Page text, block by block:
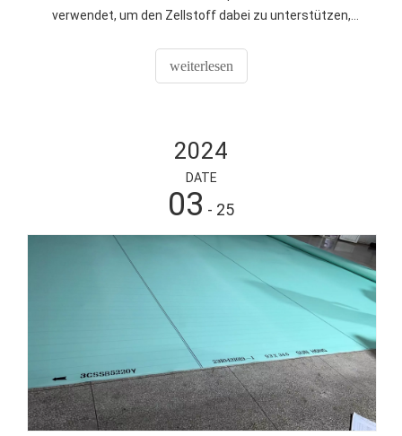
verwendet, um den Zellstoff dabei zu unterstützen,
die Zellstofffasern eine gleichmäßige
Papierblattstruktur bilden. Der richtige Einsatz des
weiterlesen
2024
DATE
03 - 25